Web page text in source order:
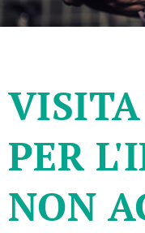
PER
NON